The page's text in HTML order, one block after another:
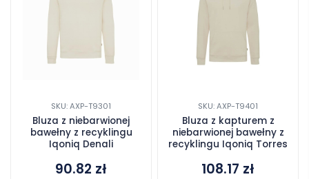
SKU: AXP-T9301
Bluza z niebarwionej
bawełny z recyklingu
Iqoniq Denali
90.82 zł
SKU: AXP-T9401
Bluza z kapturem z
niebarwionej bawełny z
recyklingu Iqoniq Torres
108.17 zł